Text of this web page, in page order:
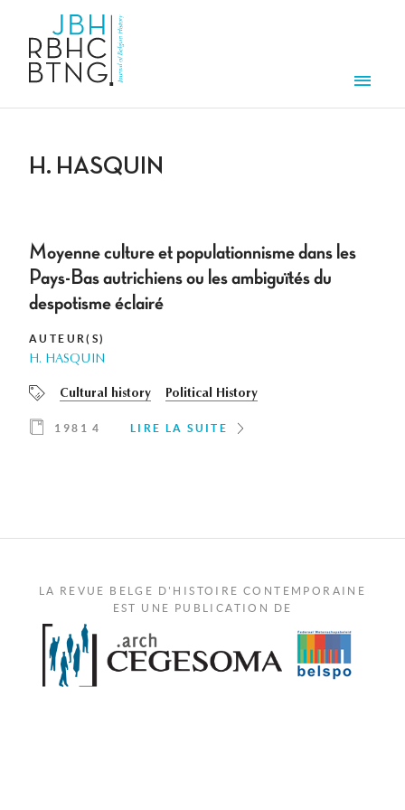
H. HASQUIN
Moyenne culture et populationnisme dans les
Pays-Bas autrichiens ou les ambiguïtés du
despotisme éclairé
AUTEUR(S)
H. HASQUIN
Cultural history Political History
1981 4 LIRE LA SUITE
LA REVUE BELGE D'HISTOIRE CONTEMPORAINE
EST UNE PUBLICATION DE